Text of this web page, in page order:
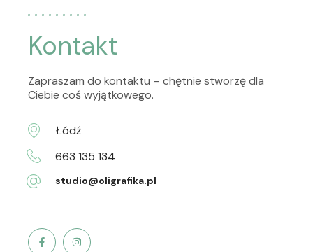
Kontakt
Zapraszam do kontaktu – chętnie stworzę dla
Ciebie coś wyjątkowego.
Łódź
663 135 134
studio@oligrafika.pl